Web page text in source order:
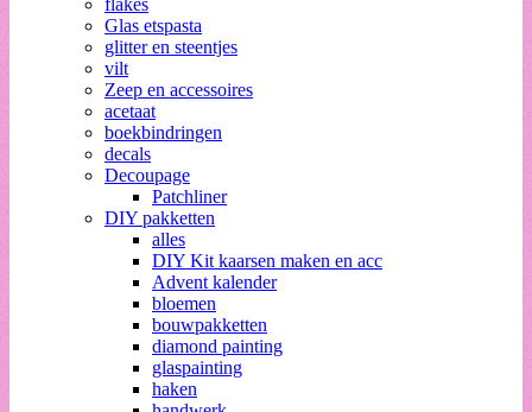
Glas etspasta
glitter en steentjes
vilt
Zeep en accessoires
acetaat
boekbindringen
decals
Decoupage
Patchliner
DIY pakketten
alles
DIY Kit kaarsen maken en acc
Advent kalender
bloemen
bouwpakketten
diamond painting
glaspainting
haken